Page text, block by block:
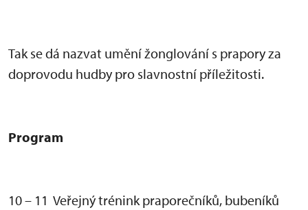
Tak se dá nazvat uměnížonglování s prapory za
doprovodu hudby pro slavnostní příležitosti.
Program
10 – 11 Veřejný trénink praporečníků, bubeníků